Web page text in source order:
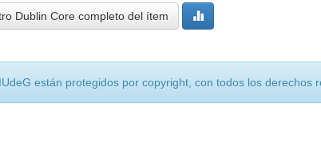
Dublin Core completo del ítem
están protegidos por copyright, con todos los derechos